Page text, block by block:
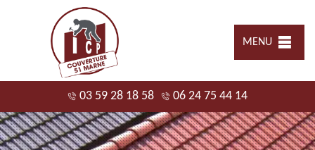
MENU
03 59 28 18 58 06 24 75 44 14